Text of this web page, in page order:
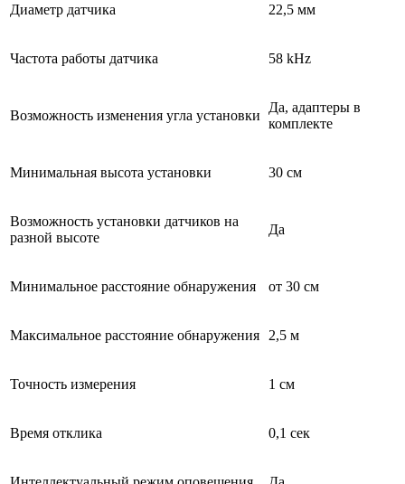
Диаметр датчика 22,5 мм
Частота работы датчика 58 kHz
Возможность изменения угла установки
Да, адаптеры в
комплекте
Минимальная высота установки 30 см
Возможность установки датчиков на
разной высоте
Да
Минимальное расстояние обнаружения от 30 см
Максимальное расстояние обнаружения 2,5 м
Точность измерения 1 см
Время отклика 0,1 сек